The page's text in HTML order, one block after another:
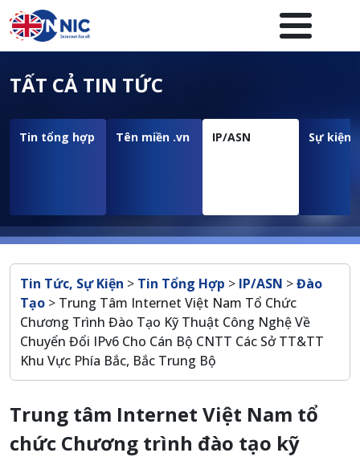
Nhảy đến nội dung
Menuheader của website
TẤT CẢ TIN TỨC
Tin tổng hợp Tên miền .vn IP/ASN Sự kiện
Breadcrumb
Tin Tức, Sự Kiện > Tin Tổng Hợp > IP/ASN >Đào
Tạo > Trung Tâm Internet Việt Nam Tổ Chức
Chương Trình Đào Tạo Kỹ Thuật Công Nghệ Về
Chuyển Đổi IPv6 Cho Cán Bộ CNTT Các Sở TT&TT
Khu Vực Phía Bắc, Bắc Trung Bộ
Trung tâm Internet Việt Nam tổ
chức Chương trình đào tạo kỹ